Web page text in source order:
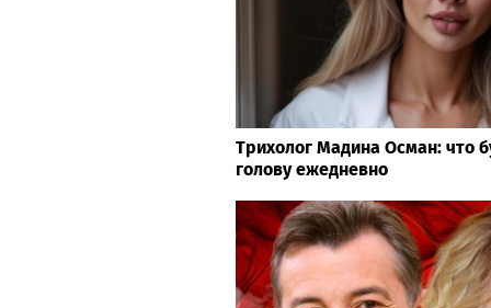
Трихолог Мадина Осман: что
голову ежедневно